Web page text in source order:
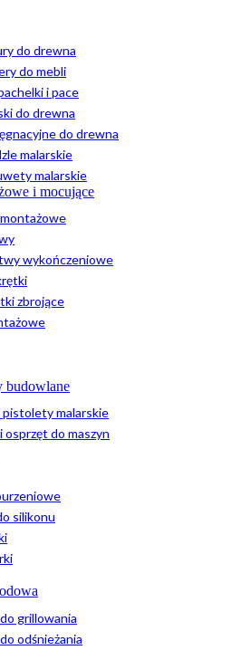
do drewna
do mebli
i pace
do drewna
do drewna
malarskie
malarskie
i mocujące
wykończeniowe
zbrojące
budowlane
malarskie
osprzęt do maszyn
silikonu
grillowania
odśnieżania